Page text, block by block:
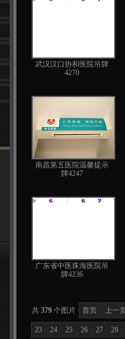
武汉汉口协和医院吊牌
4270
南昌第五医院温馨提示
牌4247
广东省中医珠海医院吊
牌4236
共 379个图片 首页 上一
23 24 25 26 27 28